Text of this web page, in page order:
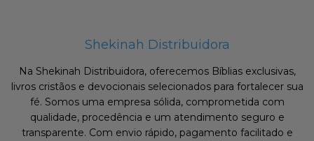
Shekinah Distribuidora
Na Shekinah Distribuidora, oferecemos Bíblias exclusivas,
livros cristãos e devocionais selecionados para fortalecer sua
fé. Somos uma empresa sólida, comprometida com
qualidade, procedência e um atendimento seguro e
transparente. Com envio rápido, pagamento facilitado e